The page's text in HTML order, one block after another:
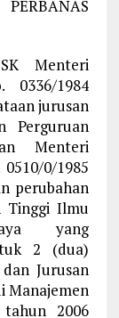
Menteri
0336/1984
jurusan
Perguruan
Menteri
0/1985
perubahan
Tinggi Ilmu
yang
2 (dua)
Jurusan
Manajemen
2006